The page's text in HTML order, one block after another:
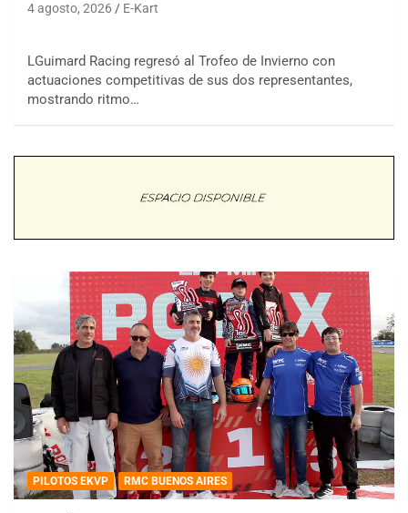
4 agosto, 2026 E-Kart
LGuimard Racing regresó al Trofeo de Invierno con
actuaciones competitivas de sus dos representantes,
mostrando ritmo…
PILOTOS EKVP RMC BUENOS AIRES